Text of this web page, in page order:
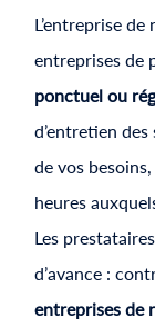
L’entreprise
entreprises de
ponctuel ou
d’entretien
de vos
heures
Les
d’avance :
entreprises de